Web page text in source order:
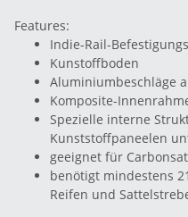
Features:
Indie-Rail-
Kunstoffboden
Aluminiumbeschläge
Komposite-
Spezielle interne
Kunststoffpaneelen
geeignet für
benötigt mindestens
Reifen und